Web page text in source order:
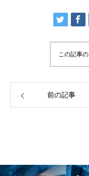
この記事
前の記事